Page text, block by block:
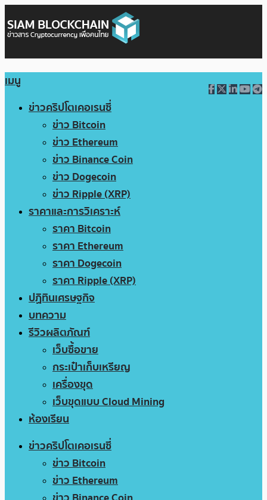
เมนู
ข่าวคริปโตเคอเรนซี่
ข่าว Bitcoin
ข่าว Ethereum
ข่าว Binance Coin
ข่าว Dogecoin
ข่าว Ripple (XRP)
ราคาและการวิเคราะห์
ราคา Bitcoin
ราคา Ethereum
ราคา Dogecoin
ราคา Ripple (XRP)
ปฏิทินเศรษฐกิจ
บทความ
รีวิวผลิตภัณฑ์
เว็บซื้อขาย
กระเป๋าเก็บเหรียญ
เครื่องขุด
เว็บขุดแบบ Cloud Mining
ห้องเรียน
ข่าวคริปโตเคอเรนซี่
ข่าว Bitcoin
ข่าว Ethereum